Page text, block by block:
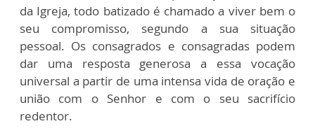
da Igreja, todo batizado é chamado a viver bem o
seu compromisso, segundo a sua situação
pessoal. Os consagrados e consagradas podem
dar uma resposta generosa a essa vocação
universal a partir de uma intensa vida de oração e
união com o Senhor e com o seu sacrifício
redentor.